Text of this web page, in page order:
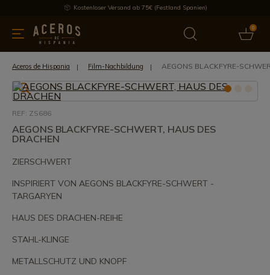
Kostenloser Versand ab 75€ (Festland Spanien)
0
Bietet Aktuelles Bestseller
Aceros de Hispania Film-Nachbildung AEGONS BLACKFYRE-
REF: ZS686
AEGONS BLACKFYRE-SCHWERT, HAUS DES
DRACHEN
ZIERSCHWERT
INSPIRIERT VON AEGONS BLACKFYRE-SCHWERT -
TARGARYEN
HAUS DES DRACHEN-REIHE
STAHL-KLINGE
METALLSCHUTZ UND KNOPF